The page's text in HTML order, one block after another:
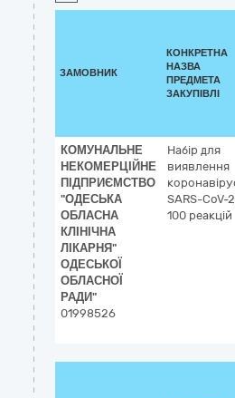
ЗАМОВНИК
КОНКРЕТНА
НАЗВА
ПРЕДМЕТА
ЗАКУПІВЛІ
КОМУНАЛЬНЕ
НЕКОМЕРЦІЙНЕ
ПІДПРИЄМСТВО
"ОДЕСЬКА
ОБЛАСНА
КЛІНІЧНА
ЛІКАРНЯ"
ОДЕСЬКОЇ
ОБЛАСНОЇ
РАДИ"
01998526
Набір для
виявлення
SARS-CoV-
100 реакцій